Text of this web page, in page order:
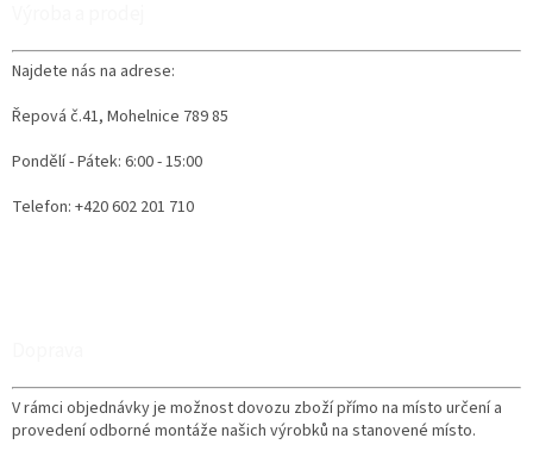
Najdete nás na adrese:
Řepová č.41, Mohelnice 789 85
Pondělí - Pátek: 6:00 - 15:00
Telefon: +420 602 201 710
V rámci objednávky je možnost dovozu zboží přímo na místo určení a
provedení odborné montáže našich výrobků na stanovené místo.